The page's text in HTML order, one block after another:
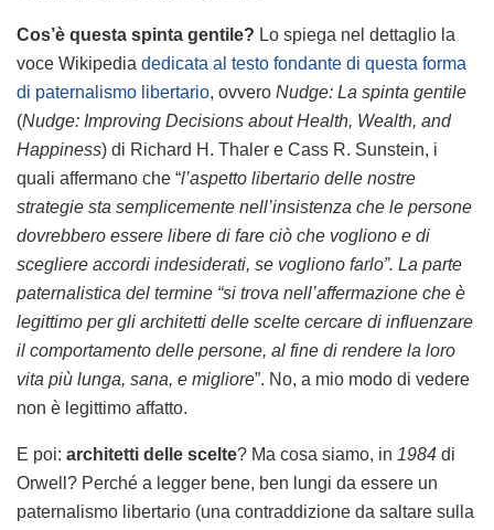
Cos’è questa spinta gentile? Lo spiega nel dettaglio la
voce Wikipedia dedicata al testo fondante di questa forma
di paternalismo libertario, ovvero Nudge: La spinta gentile
(Nudge: Improving Decisions about Health, Wealth, and
Happiness) di Richard H. Thaler e Cass R. Sunstein, i
quali affermano che “l’aspetto libertario delle nostre
strategie sta semplicemente nell’insistenza che le persone
dovrebbero essere libere di fare ciò che vogliono e di
scegliere accordi indesiderati, se vogliono farlo”. La parte
paternalistica del termine “si trova nell’affermazione che è
legittimo per gli architetti delle scelte cercare di influenzare
il comportamento delle persone, al fine di rendere la loro
vita più lunga, sana, e migliore”. No, a mio modo di vedere
non è legittimo affatto.
E poi: architetti delle scelte? Ma cosa siamo, in 1984 di
Orwell? Perché a legger bene, ben lungi da essere un
paternalismo libertario (una contraddizione da saltare sulla